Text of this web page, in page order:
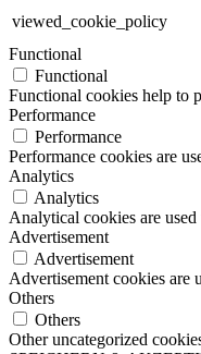
viewed_cookie_policy
Functional
Functional
Functional cookies help to
Performance
Performance
Performance cookies are
Analytics
Analytics
Analytical cookies are
Advertisement
Advertisement
Advertisement cookies are
Others
Others
Other uncategorized